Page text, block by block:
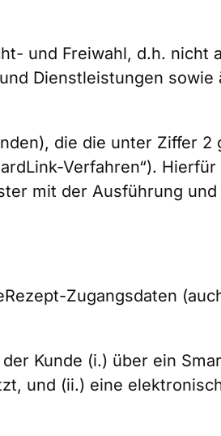
und Freiwahl, d.h. nicht
Dienstleistungen sowie
die die unter Ziffer 2
Verfahren“). Hierfür
mit der Ausführung und
Zugangsdaten
Kunde (i.) über ein
und (ii.) eine